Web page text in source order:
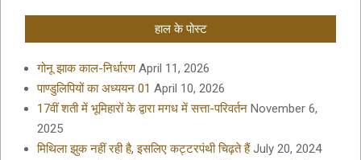
हाल के पोस्ट
गोनू झाक काल-निर्धारण April 11, 2026
पाण्डुलिपियों का अध्ययन 01 April 10, 2026
17वीं शती में भूमिहारों के द्वारा मगध में सत्ता-परिवर्तन November 6,
2025
मिथिला झुक नहीं रही है, इसलिए कट्टरपंथी चिढ़ते हैं July 20, 2024